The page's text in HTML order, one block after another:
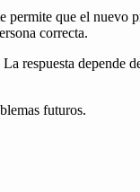
permite que el nuevo
correcta.
La respuesta depende
futuros.